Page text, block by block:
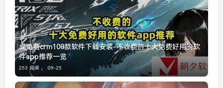
成免费crm100款软件下载安装-不收费的十大免费好用的软
件app推荐一览
253 阅读 ， 09-25